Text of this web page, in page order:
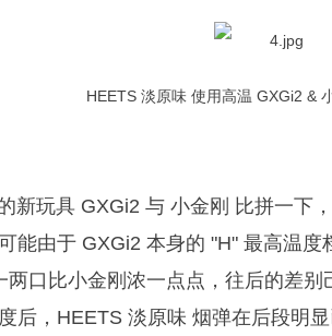
HEETS 淡原味使用高温 GXGi2 &
新玩具 GXGi2 与 小金刚 比拼一下
能由于 GXGi2 本身的 "H" 最高温度
两口比小金刚浓一点点，往后的差
后，HEETS 淡原味 烟弹在后段明